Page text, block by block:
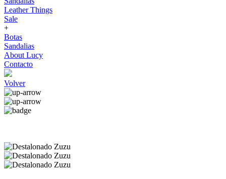
Leather Things
Sale
+
Botas
Sandalias
About Lucy
Contacto
Volver